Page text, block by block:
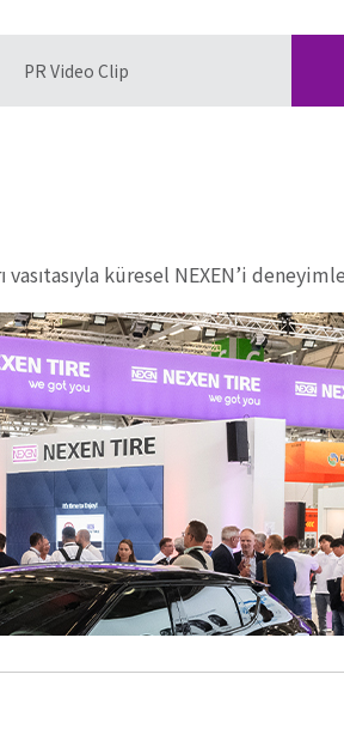
PR Video Clip
vasıtasıyla küresel NEXEN’i